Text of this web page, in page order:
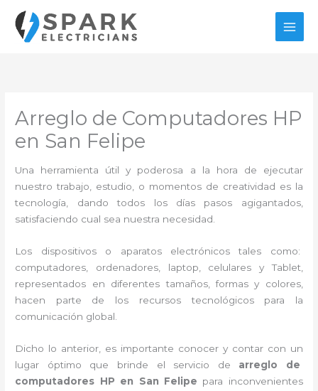
contenido
Arreglo de Computadores HP
en San Felipe
Una herramienta útil y poderosa a la hora de ejecutar
nuestro trabajo, estudio, o momentos de creatividad es la
tecnología, dando todos los días pasos agigantados,
satisfaciendo cual sea nuestra necesidad.
Los dispositivos o aparatos electrónicos tales como:
computadores, ordenadores, laptop, celulares y Tablet,
representados en diferentes tamaños, formas y colores,
hacen parte de los recursos tecnológicos para la
comunicación global.
Dicho lo anterior, es importante conocer y contar con un
lugar óptimo que brinde el servicio de arreglo de
computadores HP en San Felipe para inconvenientes